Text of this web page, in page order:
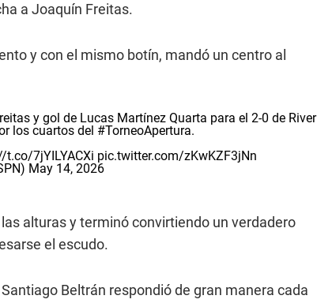
a Joaquín Freitas.
y con el mismo botín, mandó un centro al
y gol de Lucas Martínez Quarta para el 2-0 de River
los cuartos del #TorneoApertura.
t.co/7jYILYACXi pic.twitter.com/zKwKZF3jNn
May 14, 2026
alturas y terminó convirtiendo un verdadero
el escudo.
Beltrán respondió de gran manera cada